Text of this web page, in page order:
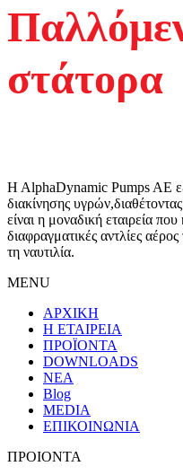
στάτορα
H AlphaDynamic Pumps AE
διακίνησης
είναι η μοναδική εταιρεία
διαφραγματικές αντλίες
τη ναυτιλία.
MENU
ΑΡΧΙΚΗ
Η ΕΤΑΙΡΕΙΑ
ΠΡΟΪΟΝΤΑ
DOWNLOADS
ΝΕΑ
Blog
MEDIA
ΕΠΙΚΟΙΝΩΝΙΑ
ΠΡΟΙΟΝΤΑ